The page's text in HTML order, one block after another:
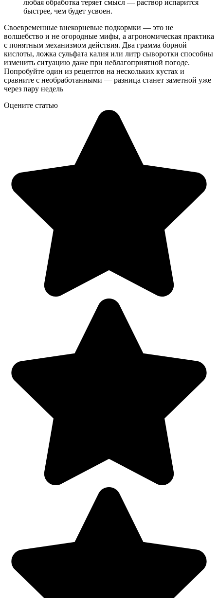
любая обработка теряет смысл — раствор испарится
быстрее, чем будет усвоен.
Своевременные внекорневые подкормки — это не
волшебство и не огородные мифы, а агрономическая практика
с понятным механизмом действия. Два грамма борной
кислоты, ложка сульфата калия или литр сыворотки способны
изменить ситуацию даже при неблагоприятной погоде.
Попробуйте один из рецептов на нескольких кустах и
сравните с необработанными — разница станет заметной уже
через пару недель
Оцените статью